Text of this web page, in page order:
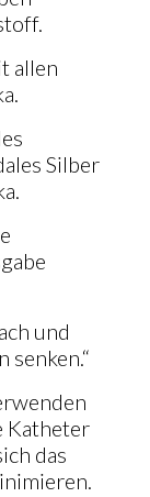
allen
Silber
und
senken.“
Katheter
das